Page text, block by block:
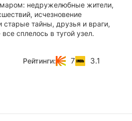
недружелюбные жители,
исчезновение
тайны, друзья и враги,
сплелось в тугой узел.
Рейтинги: 7 3.1